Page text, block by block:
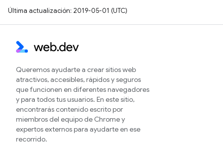
Última actualización: 2019-05-01 (UTC)
Queremos ayudarte a crear sitios web
atractivos, accesibles, rápidos y seguros
que funcionen en diferentes navegadores
y para todos tus usuarios. En este sitio,
encontrarás contenido escrito por
miembros del equipo de Chrome y
expertos externos para ayudarte en ese
recorrido.